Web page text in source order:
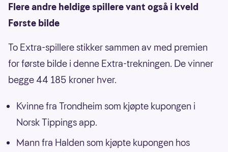
Flere andre heldige spillere vant også i kveld
Første bilde
To Extra-spillere stikker sammen av med premien
for første bilde i denne Extra-trekningen. De vinner
begge 44 185 kroner hver.
Kvinne fra Trondheim som kjøpte kupongen i
Norsk Tippings app.
Mann fra Halden som kjøpte kupongen hos